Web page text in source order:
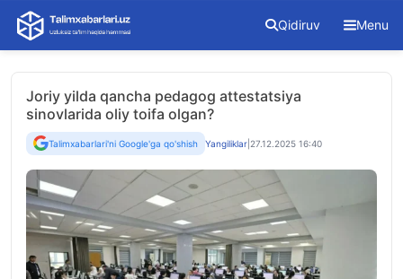
Skip
content
Qidiruv Menu
Joriy yilda qancha pedagog attestatsiya
sinovlarida oliy toifa olgan?
Talimxabarlari'ni Google'ga qo'shish Yangiliklar 27.12.2025 16:40